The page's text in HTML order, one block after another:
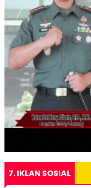
7. IKLAN SOSIAL